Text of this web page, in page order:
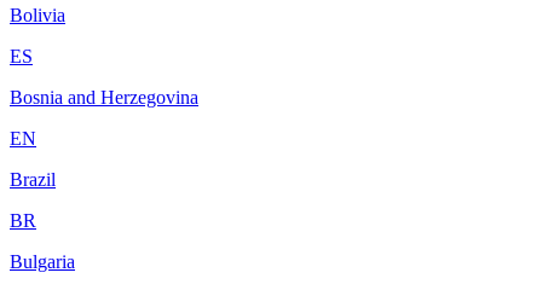
Bolivia
ES
Bosnia and Herzegovina
EN
Brazil
BR
Bulgaria